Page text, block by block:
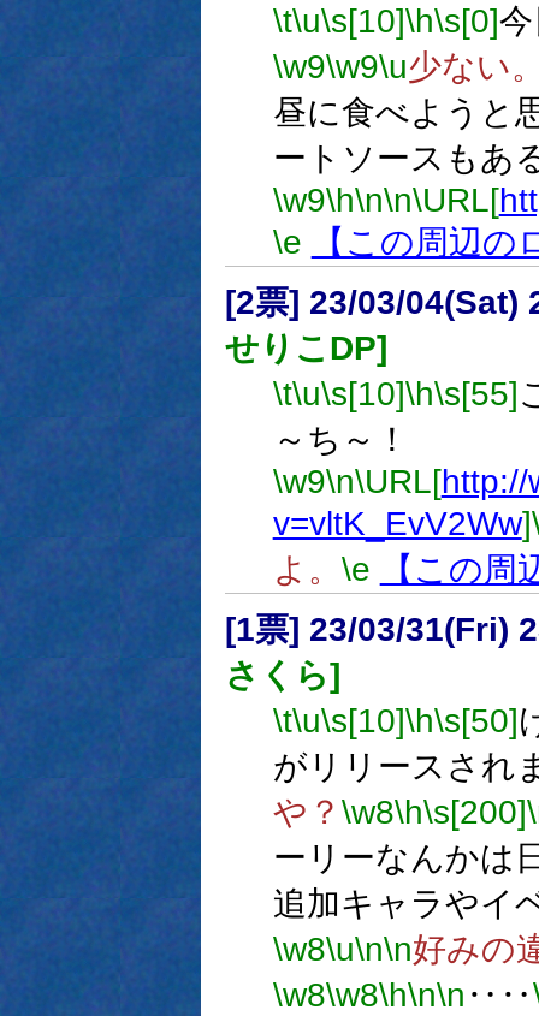
\t\u\s[10]\h\s[0]
\w9\w9\u少ない
昼に食べようと
ートソースもあ
\w9\h\n\n\URL[
\e
【この周辺の
[2票] 23/03/04(Sat)
せりこDP]
\t\u\s[10]\h\s[55]
～ち～！
\w9\n\URL[http://
v=vltK_EvV2Ww]
よ。 \e
【この周
[1票] 23/03/31(Fri)
さくら]
\t\u\s[10]\h\s[50]
がリリースされ
や？ \w8\h\s[200]
ーリーなんかは
追加キャラやイ
\w8\u\n\n好みの
\w8\w8\h\n\n ‥‥